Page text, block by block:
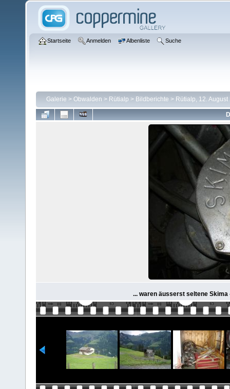
Startseite Anmelden Albenliste Suche
Galerie > Obwalden > Rütialp > Bildberichte > Rütialp, 12. August
... waren äusserst seltene Skima